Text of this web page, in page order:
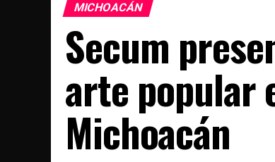
MICHOACÁN
Secum
arte popular
Michoacán